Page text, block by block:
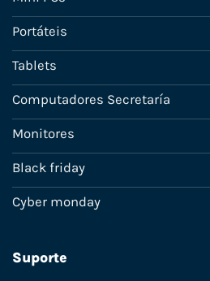
Portáteis
Tablets
Computadores Secretaría
Monitores
Black friday
Cyber monday
Suporte